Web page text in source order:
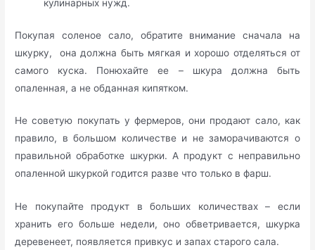
кулинарных нужд.
Покупая соленое сало, обратите внимание сначала на
шкурку, она должна быть мягкая и хорошо отделяться от
самого куска. Понюхайте ее – шкура должна быть
опаленная, а не обданная кипятком.
Не советую покупать у фермеров, они продают сало, как
правило, в большом количестве и не заморачиваются о
правильной обработке шкурки. А продукт с неправильно
опаленной шкуркой годится разве что только в фарш.
Не покупайте продукт в больших количествах – если
хранить его больше недели, оно обветривается, шкурка
деревенеет, появляется привкус и запах старого сала.